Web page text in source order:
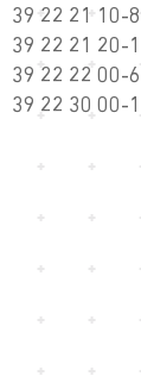
39 22 21 10-8
39 22 21 20-1
39 22 22 00-6
39 22 30 00-1